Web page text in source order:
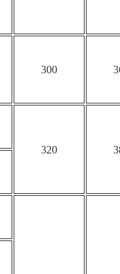
300
320